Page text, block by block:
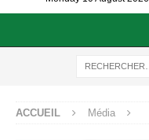
ACCUEIL Média